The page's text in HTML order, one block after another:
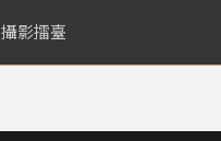
攝影擂臺